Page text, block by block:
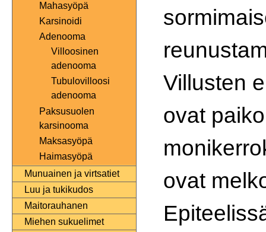
Mahasyöpä
Karsinoidi
Adenooma
Villoosinen
adenooma
Tubulovilloosi
adenooma
Paksusuolen
karsinooma
Maksasyöpä
Haimasyöpä
Munuainen ja virtsatiet
Luu ja tukikudos
Maitorauhanen
Miehen sukuelimet
Villusten
ovat
ovat